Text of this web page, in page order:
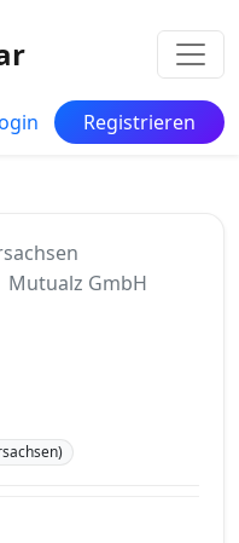
Registrieren
Mutualz GmbH